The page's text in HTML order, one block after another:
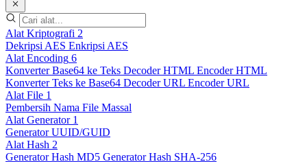
Alat Kriptografi 2
Dekripsi AES Enkripsi AES
Alat Encoding 6
Konverter Base64 ke Teks Decoder HTML Encoder HTML
Konverter Teks ke Base64 Decoder URL Encoder URL
Alat File 1
Pembersih Nama File Massal
Alat Generator 1
Generator UUID/GUID
Alat Hash 2
Generator Hash MD5 Generator Hash SHA-256